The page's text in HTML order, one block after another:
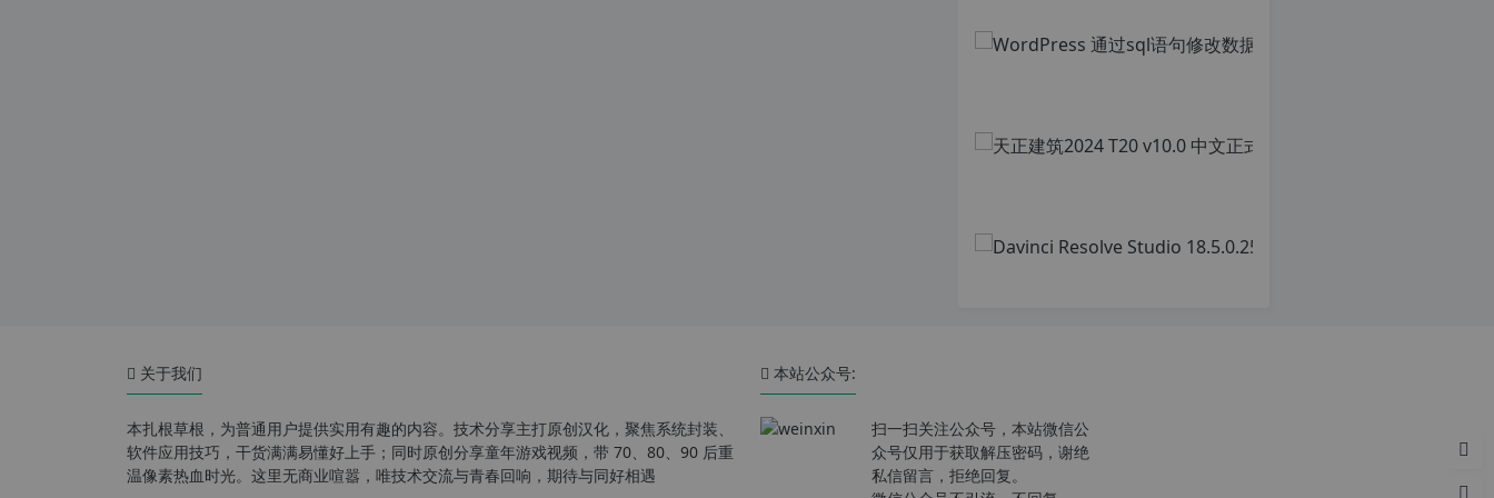
关于我们
本扎根草根，为普通用户提供实用有趣的内容。技术分享主打原创汉化，聚焦系统封装、
软件应用技巧，干货满满易懂好上手；同时原创分享童年游戏视频，带 70、80、90 后重
温像素热血时光。这里无商业喧嚣，唯技术交流与青春回响，期待与同好相遇
本站公众号:
扫一扫关注公众号，本站微信公
众号仅用于获取解压密码，谢绝
私信留言，拒绝回复。